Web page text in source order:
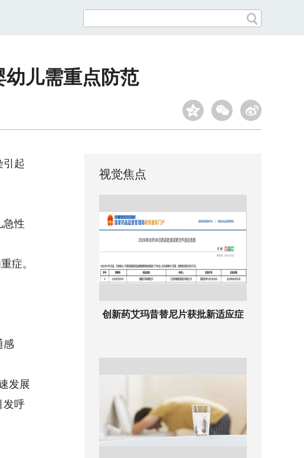
儿需重点防范
起
性
症。
感
发展
发呼
视觉焦点
创新药艾玛昔替尼片获批新适应症